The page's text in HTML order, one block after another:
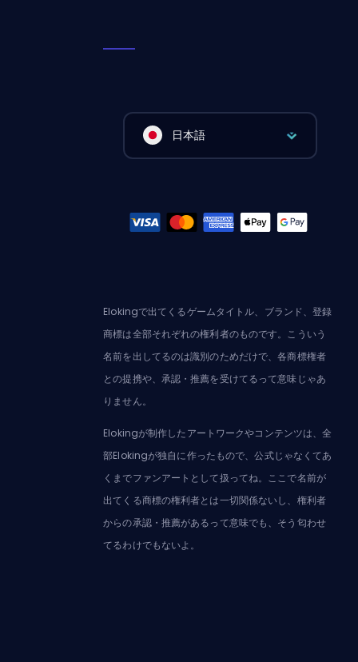
日本語
Elokingで出てくるゲームタイトル、ブランド、登録
商標は全部それぞれの権利者のものです。こういう
名前を出してるのは識別のためだけで、各商標権者
との提携や、承認・推薦を受けてるって意味じゃあ
りません。
Elokingが制作したアートワークやコンテンツは、全
部Elokingが独自に作ったもので、公式じゃなくてあ
くまでファンアートとして扱ってね。ここで名前が
出てくる商標の権利者とは一切関係ないし、権利者
からの承認・推薦があるって意味でも、そう匂わせ
てるわけでもないよ。